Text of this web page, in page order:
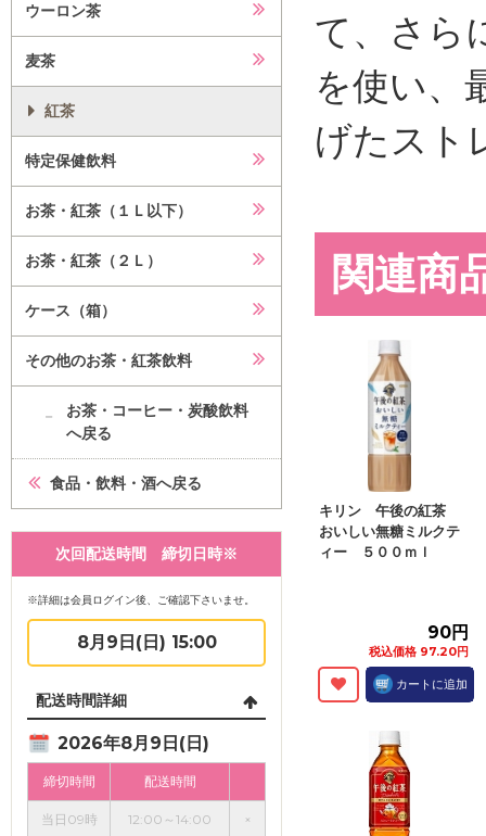
ウーロン茶
麦茶
紅茶
特定保健飲料
お茶・紅茶（１Ｌ以下）
お茶・紅茶（２Ｌ）
ケース（箱）
その他のお茶・紅茶飲料
お茶・コーヒー・炭酸飲料
へ戻る
食品・飲料・酒へ戻る
次回配送時間 締切日時※
※詳細は会員ログイン後、ご確認下さいませ。
8月9日(日) 15:00
配送時間詳細
2026年8月9日(日)
締切時間 配送時間
当日09時 12:00～14:00 ×
て、さら
を使い、
げたスト
関連商
キリン 午後の紅茶
おいしい無糖ミルクテ
ィー ５００ｍｌ
90円
税込価格 97.20円
カートに追加